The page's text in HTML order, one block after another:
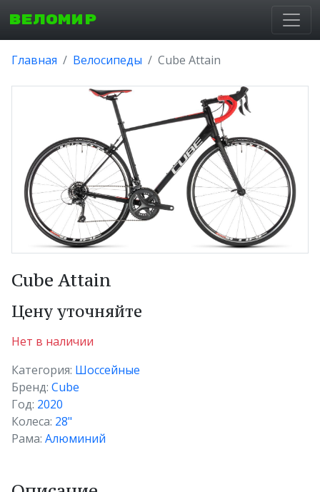
ВЕЛОМИР
Главная Велосипеды Cube Attain
Cube Attain
Цену уточняйте
Нет в наличии
Категория: Шоссейные
Бренд: Cube
Год: 2020
Колеса: 28"
Рама: Алюминий